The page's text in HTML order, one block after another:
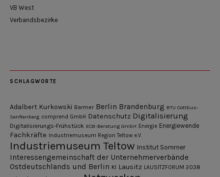
VB West
Verbandsbezirke
SCHLAGWORTE
Adalbert Kurkowski Barmer Berlin Brandenburg BTU Cottbus-
Senftenberg comprend GmbH Datenschutz Digitalisierung
Digitalisierungs-Frühstück ECB-Beratung GmbH Energie Energiewende
Fachkräfte Industriemuseum Region Teltow e.V.
Industriemuseum Teltow Institut Sommer
Interessengemeinschaft der Unternehmerverbände
Ostdeutschlands und Berlin KI Lausitz LAUSITZFORUM 2038